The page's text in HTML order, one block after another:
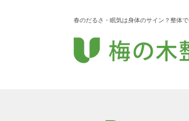
春のだるさ・眠気は身体のサイン？整体